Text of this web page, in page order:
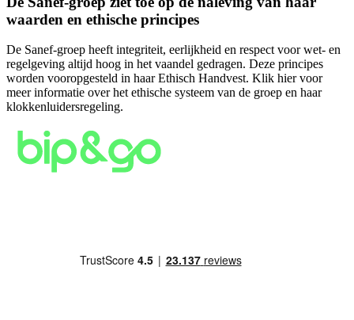
waarden en ethische principes
De Sanef-groep heeft integriteit, eerlijkheid en respect voor wet- en
regelgeving altijd hoog in het vaandel gedragen. Deze principes
worden vooropgesteld in haar Ethisch Handvest. Klik hier voor
meer informatie over het ethische systeem van de groep en haar
klokkenluidersregeling.